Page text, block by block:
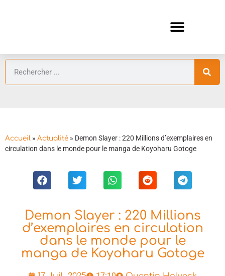
Accueil » Actualité » Demon Slayer : 220 Millions d’exemplaires en
circulation dans le monde pour le manga de Koyoharu Gotoge
Demon Slayer : 220 Millions
d’exemplaires en circulation
dans le monde pour le
manga de Koyoharu Gotoge